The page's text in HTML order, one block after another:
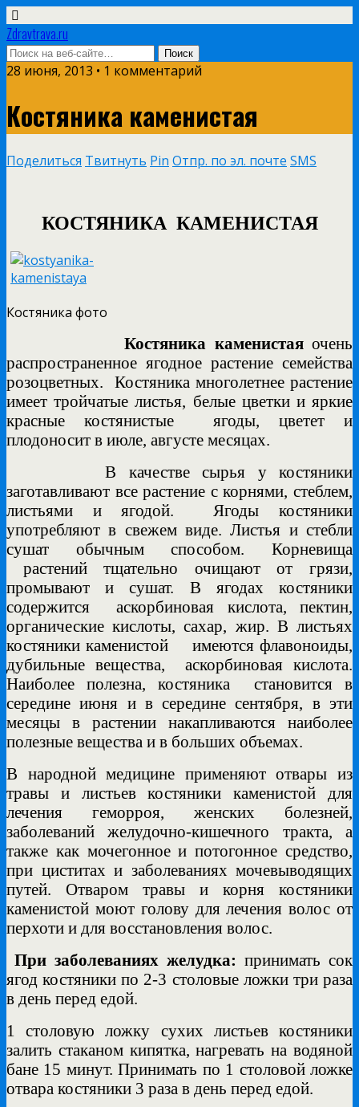
Zdravtrava.ru
28 июня, 2013 • 1 комментарий
Костяника каменистая
Поделиться Твитнуть Pin Отпр. по эл. почте SMS
КОСТЯНИКА КАМЕНИСТАЯ
Костяника фото
Костяника каменистаяочень
распространенное ягодное растение семейства
розоцветных. Костяника многолетнее растение
имеет тройчатые листья, белые цветки и яркие
красные костянистые ягоды, цветет и
плодоносит в июле, августе месяцах.
В качестве сырья у костяники
заготавливают все растение с корнями, стеблем,
листьями и ягодой. Ягоды костяники
употребляют в свежем виде. Листья и стебли
сушат обычным способом. Корневища
растений тщательно очищают от грязи,
промывают и сушат. В ягодах костяники
содержится аскорбиновая кислота, пектин,
органические кислоты, сахар, жир. В листьях
костяники каменистой имеются флавоноиды,
дубильные вещества,
аскорбиновая кислота.
Наиболее полезна, костяника становится в
середине июня и в середине сентября, в эти
месяцы в растении накапливаются наиболее
полезные вещества и в больших объемах.
В народной медицине применяют отвары из
травы и листьев костяники каменистой для
лечения геморроя, женских болезней,
заболеваний желудочно-кишечного тракта, а
также как мочегонное и потогонное средство,
при циститах и заболеваниях мочевыводящих
путей. Отваром травы и корня костяники
каменистой моют голову для лечения волос от
перхоти и для восстановления волос.
При заболеваниях желудка: принимать сок
ягод костяники по 2-3 столовые ложки три раза
в день перед едой.
1 столовую ложку сухих листьев костяники
залить стаканом кипятка, нагревать на водяной
бане 15 минут. Принимать по 1 столовой ложке
отвара костяники 3 раза в день перед едой.